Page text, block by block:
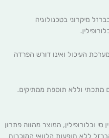
מיקרוני בטכנולוגיה
העיכול ואינו דורש הפרדה
מתכתי וללא תוספת ממתיקים.
ברזל, ויטמין סי וכלורופילין, המוצר מהווה פתרון
ללא תופעות הלוואי המוכרות